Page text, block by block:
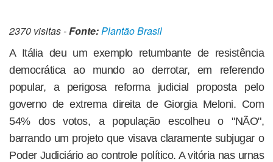
2370 visitas -Fonte:Plantão Brasil
A Itália deu um exemplo retumbante de resistência
democrática ao mundo ao derrotar, em referendo
popular, a perigosa reforma judicial proposta pelo
governo de extrema direita de Giorgia Meloni. Com
54% dos votos, a população escolheu o "NÃO",
barrando um projeto que visava claramente subjugar o
Poder Judiciário ao controle político. A vitória nas urnas